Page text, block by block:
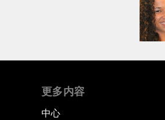
更多内容
中心